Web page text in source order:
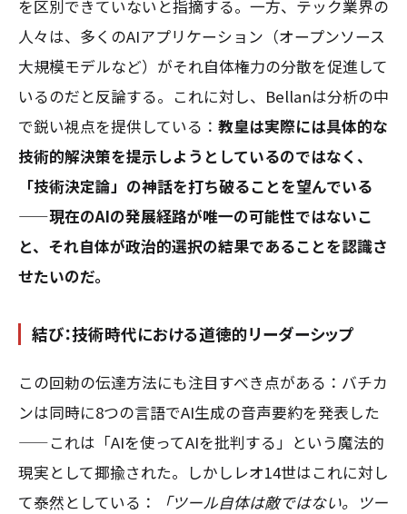
を区別できていないと指摘する。一方、テック業界の
人々は、多くのAIアプリケーション（オープンソース
大規模モデルなど）がそれ自体権力の分散を促進して
いるのだと反論する。これに対し、Bellanは分析の中
で鋭い視点を提供している： 教皇は実際には具体的な
技術的解決策を提示しようとしているのではなく、
「技術決定論」の神話を打ち破ることを望んでいる
——現在のAIの発展経路が唯一の可能性ではないこ
と、それ自体が政治的選択の結果であることを認識さ
せたいのだ。
結び：技術時代における道徳的リーダーシップ
この回勅の伝達方法にも注目すべき点がある：バチカ
ンは同時に8つの言語でAI生成の音声要約を発表した
——これは「AIを使ってAIを批判する」という魔法的
現実として揶揄された。しかしレオ14世はこれに対し
て泰然としている：
「ツール自体は敵ではない。ツー